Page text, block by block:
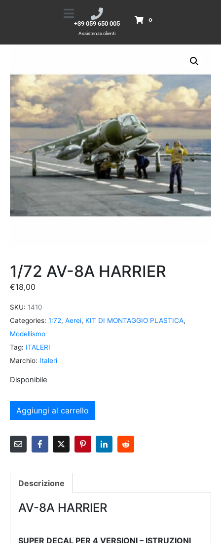
+39 059 650 005
Assistenza clienti
0
Prodotti 1/72 AV-8A HARRIER
1/72 AV-8A HARRIER
€18,00
SKU: 1410
Categories: 1:72, Aerei, KIT DI MONTAGGIO PLASTICA,
Modellismo
Tag: ITALERI
Marchio: Italeri
Disponibile
Aggiungi al carrello
Descrizione
AV-8A HARRIER
SUPER DECAL PER 4 VERSIONI – ISTRUZIONI